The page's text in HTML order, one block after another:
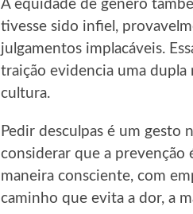
A equidade de gênero
tivesse sido infiel,
julgamentos implacáveis.
traição evidencia uma dupla
cultura.
Pedir desculpas é um
considerar que a prevenção
maneira consciente, com
caminho que evita a dor, a